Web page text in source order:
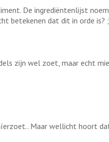
De ingrediëntenlijst
betekenen dat dit in orde is?
zijn wel zoet, maar echt
Maar wellicht hoort